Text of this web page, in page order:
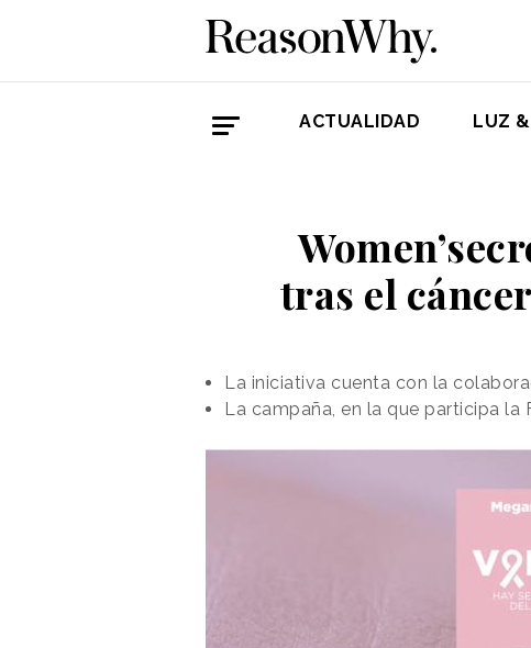
ACTUALIDAD LUZ
tras el
La iniciativa cuenta con la
La campaña, en la que participa la